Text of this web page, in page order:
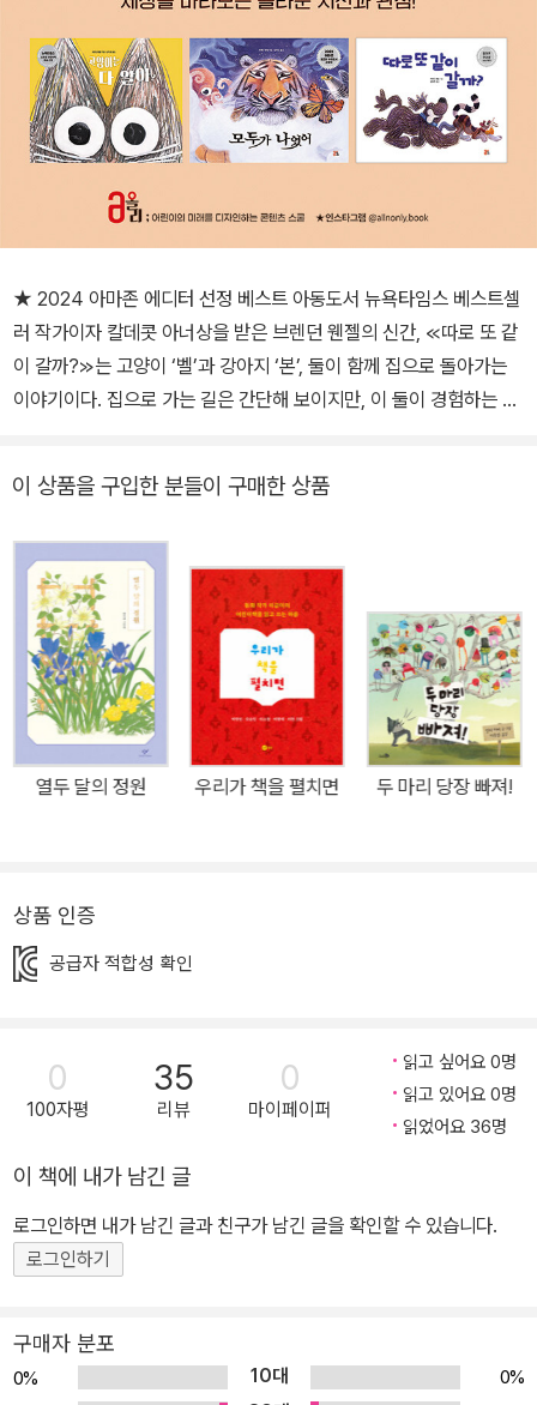
★ 2024 아마존 에디터 선정 베스트 아동도서 뉴욕타임스 베스트셀
러 작가이자 칼데콧 아너상을 받은 브렌던 웬젤의 신간, ≪따로 또 같
이 갈까?≫는 고양이 ‘벨’과 강아지 ‘본’, 둘이 함께 집으로 돌아가는
이야기이다. 집으로 가는 길은 간단해 보이지만, 이 둘이 경험하는 세
지 않다고 흔히 생각한다. 둘이 앙숙이 된 유래를 담은 전래동화 ≪개
보여 줬던 예리한 통찰력을 이 책에서도 다시 한번 드러내며 고양이
와 강아지의 관계를 색다르게 바라본다. 다른 시각을 가지고 있어도
상대방을 존중하고, 서로에게 감사하고, 자기만의 방식으로 즐기면서
함께 세상을 여행할 수 있다고 말이다. 비단 고양이와 강아지뿐 아니
라 관계를 맺고 살아가는 모든 존재에게 해당하는 이야기이기도 하
다. 칼데콧 아너상 수상 작가 브렌던 웬젤의 독창적 시각 ≪따로 또 같
이 갈까?≫는 칼데콧 아너상을 수상한 ≪어떤 고양이가 보이니?≫,
뉴욕타임스 스페셜 어린이책 이슈로 선정된 ≪고양이는 다 알아?≫
이 ‘벨’의 가족이자 친구인 강아지 ‘본’도 함께 등장시켜 이야기를 풀
다. 자기만의 방식으로 세상을 바라보고 있기 때문. 벨과 본의 눈에 비
다. 예를 들어 냇물을 만나면 본은 물장구를 치며 즐거워하지만, 벨은
물에 닿는 게 영 달갑지 않은 모습이다. 독자들은 이 둘의 시선을 통해
같은 상황이나 문제도 바라보는 관점과 능력에 따라 다르게 다루어
낼 수 있음을 배우며, 타인에 대한 이해와 공감 능력을 키울 수 있다.
시각적인 즐거움을 선사하는 그림은 이 책의 매력을 한껏 드러낸다.
면지를 활용한 이야기의 첫 장면은 색이 거의 없는 윤곽으로 표현된
자신의 모습을 들여다본 뒤에야 이 둘은 서로 다른 채색 스타일로 묘
사된다. 본은 아크릴로 둥글고 부드럽게, 벨은 색연필로 날카롭고 날
이 상품을 구입한 분들이 구매한 상품
열두 달의 정원 우리가 책을 펼치면 두 마리 당장 빠져!
상품 인증
공급자 적합성 확인
0
100자평
35
리뷰
0
마이페이퍼
읽고 싶어요 0명
읽고 있어요 0명
읽었어요 36명
이 책에 내가 남긴 글
로그인하면 내가 남긴 글과 친구가 남긴 글을 확인할 수 있습니다.
로그인하기
구매자 분포
0% 10대
0%